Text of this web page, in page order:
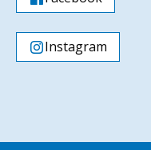
Instagram